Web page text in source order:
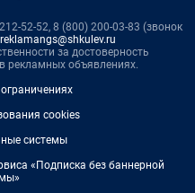
52-52, 8 (800) 200-03-83 (звонок
reklamangs@shkulev.ru
за достоверность
рекламных объявлениях.
cookies
системы
«Подписка без баннерной